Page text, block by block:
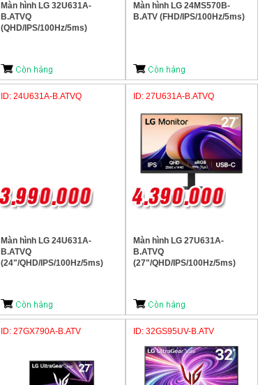
Màn hình LG 32U631A-
B.ATVQ
(QHD/IPS/100Hz/5ms)
Màn hình LG 24MS570B-
B.ATV (FHD/IPS/100Hz/5ms)
ID: 24U631A-B.ATVQ
Màn hình LG 24U631A-
B.ATVQ
(24"/QHD/IPS/100Hz/5ms)
ID: 27U631A-B.ATVQ
Màn hình LG 27U631A-
B.ATVQ
(27"/QHD/IPS/100Hz/5ms)
ID: 27GX790A-B.ATV ID: 32GS95UV-B.ATV